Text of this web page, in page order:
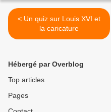
< Un quiz sur Louis XVI et
la caricature
Hébergé par Overblog
Top articles
Pages